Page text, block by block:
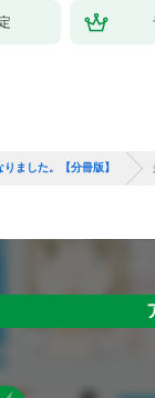
ました。【分冊版】